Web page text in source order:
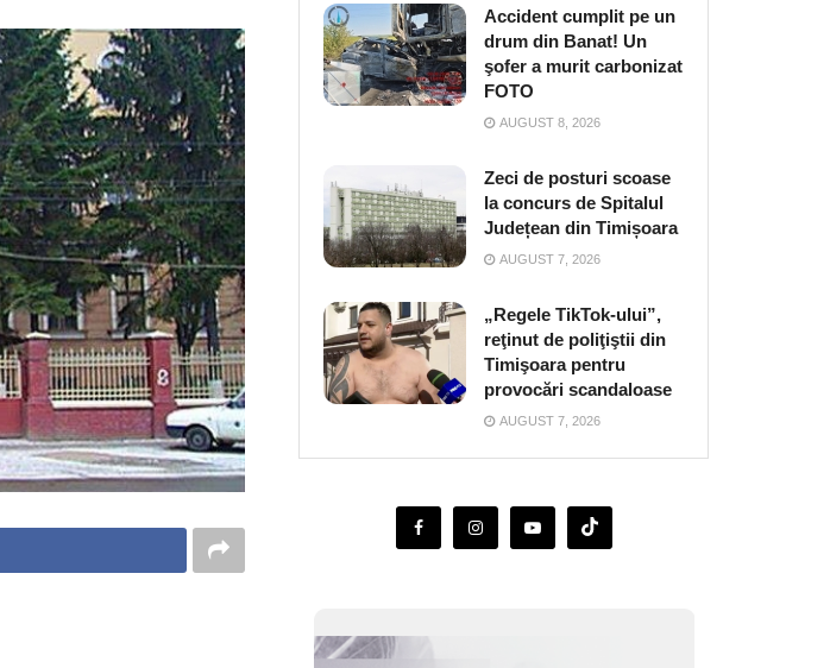
Accident cumplit pe un
drum din Banat! Un
şofer a murit carbonizat
FOTO
AUGUST 8, 2026
Zeci de posturi scoase
la concurs de Spitalul
Județean din Timișoara
AUGUST 7, 2026
„Regele TikTok-ului”,
reţinut de poliţiştii din
Timişoara pentru
provocări scandaloase
AUGUST 7, 2026